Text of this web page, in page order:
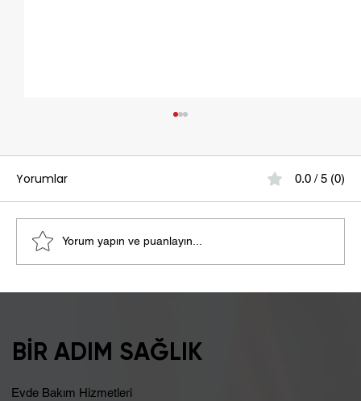
Yorumlar 0.0 / 5 (0)
Yorum yapın ve puanlayın...
BİR ADIM SAĞLIK
Evde Bakım Hizmetleri